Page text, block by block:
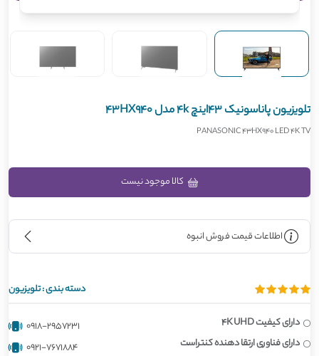
تلویزیون پاناسونیک 43اینچ 4k مدل 43HX940
PANASONIC 43HX940 LED 4K TV
اطلاعات قیمت فروش انبوه
دسته بندی :تلویزیون
دارای کیفیت 4K UHD
دارای فناوری ارتقا دهنده کنتراست
0918-2957231
0921-7671884